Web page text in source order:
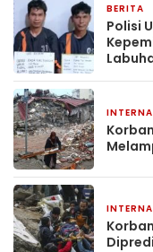
BERITA
Polisi